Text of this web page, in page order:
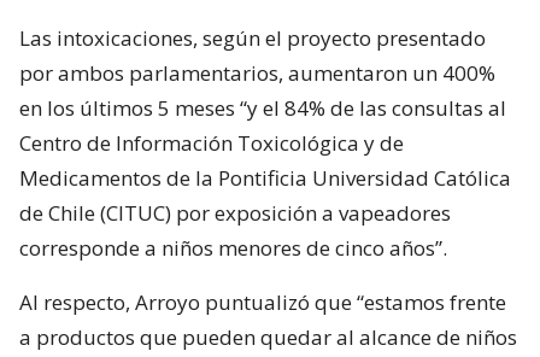
Las intoxicaciones, según el proyecto presentado
por ambos parlamentarios, aumentaron un 400%
en los últimos 5 meses “y el 84% de las consultas al
Centro de Información Toxicológica y de
Medicamentos de la Pontificia Universidad Católica
de Chile (CITUC) por exposición a vapeadores
corresponde a niños menores de cinco años”.
Al respecto, Arroyo puntualizó que “estamos frente
a productos que pueden quedar al alcance de niños